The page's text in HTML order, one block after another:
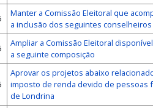
Manter a Comissão Eleitoral que
a inclusão dos seguintes conselheiros
Ampliar a Comissão Eleitoral
a seguinte composição
Aprovar os projetos abaixo
imposto de renda devido de pessoas
de Londrina